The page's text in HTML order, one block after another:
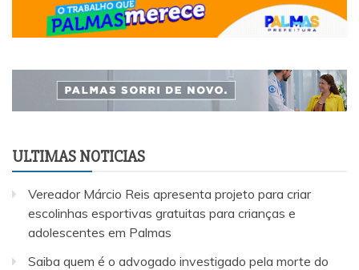
ULTIMAS NOTICIAS
Vereador Márcio Reis apresenta projeto para criar
escolinhas esportivas gratuitas para crianças e
adolescentes em Palmas
Saiba quem é o advogado investigado pela morte do